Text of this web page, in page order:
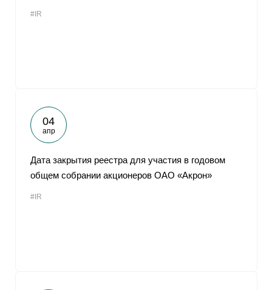
#IR
04
апр
Дата закрытия реестра для участия в годовом
общем собрании акционеров ОАО «Акрон»
#IR